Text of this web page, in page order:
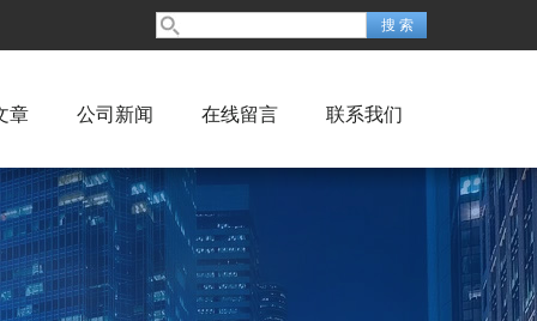
章 公司新闻 在线留言 联系我们